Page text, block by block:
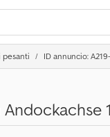
pesanti ID annuncio: